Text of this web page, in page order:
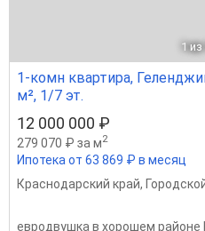
1 из
1-комн квартира,
м², 1/7 эт.
12 000 000 ₽
279 070 ₽ за м2
Ипотека от 63 869 ₽ в месяц
Краснодарский край,
евpодвушкa в хорoшeм